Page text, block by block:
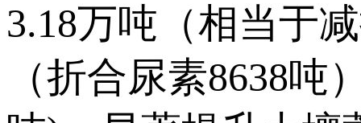
3.18万吨（相当于
（折合尿素8638吨